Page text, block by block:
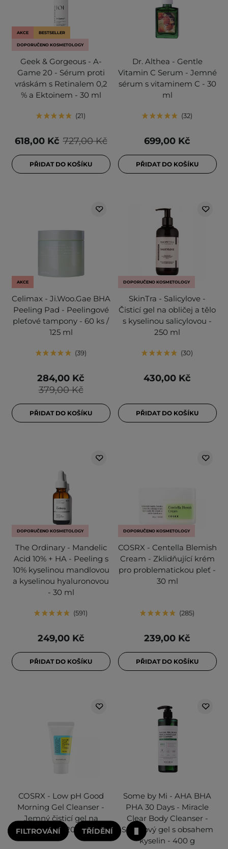
AKCE BESTSELLER
DOPORUČENO KOSMETOLOGY
Geek & Gorgeous - A-
Game 20 - Sérum proti
vráskám s Retinalem 0,2
% a Ektoinem - 30 ml
21
727,00 Kč
618,00 Kč
PŘIDAT DO KOŠÍKU
Dr. Althea - Gentle
Vitamin C Serum - Jemné
sérum s vitaminem C - 30
ml
32
699,00 Kč
PŘIDAT DO KOŠÍKU
AKCE
Celimax - Ji.Woo.Gae BHA
Peeling Pad - Peelingové
pleťové tampony - 60 ks /
125 ml
39
379,00 Kč
284,00 Kč
PŘIDAT DO KOŠÍKU
DOPORUČENO KOSMETOLOGY
SkinTra - Salicylove -
Čisticí gel na obličej a tělo
s kyselinou salicylovou -
250 ml
30
430,00 Kč
PŘIDAT DO KOŠÍKU
DOPORUČENO KOSMETOLOGY
The Ordinary - Mandelic
Acid 10% + HA - Peeling s
10% kyselinou mandlovou
a kyselinou hyaluronovou
- 30 ml
591
249,00 Kč
PŘIDAT DO KOŠÍKU
DOPORUČENO KOSMETOLOGY
COSRX - Centella Blemish
Cream - Zklidňující krém
pro problematickou pleť -
30 ml
285
239,00 Kč
PŘIDAT DO KOŠÍKU
COSRX - Low pH Good
Morning Gel Cleanser -
Jemný čisticí gel na
obličej - 20 ml
Some by Mi - AHA BHA
PHA 30 Days - Miracle
Clear Body Cleanser -
Sprchový gel s obsahem
kyselin - 400 g
FILTROVÁNÍ TŘÍDĚNÍ